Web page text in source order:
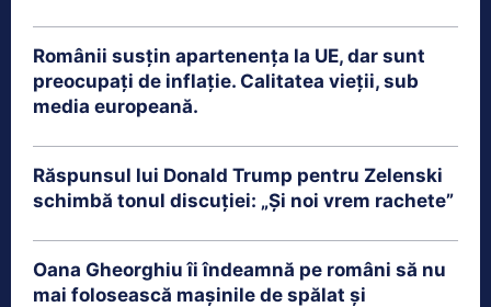
Românii susțin apartenența la UE, dar sunt
preocupați de inflație. Calitatea vieții, sub
media europeană.
Răspunsul lui Donald Trump pentru Zelenski
schimbă tonul discuției: „Și noi vrem rachete”
Oana Gheorghiu îi îndeamnă pe români să nu
mai folosească mașinile de spălat și